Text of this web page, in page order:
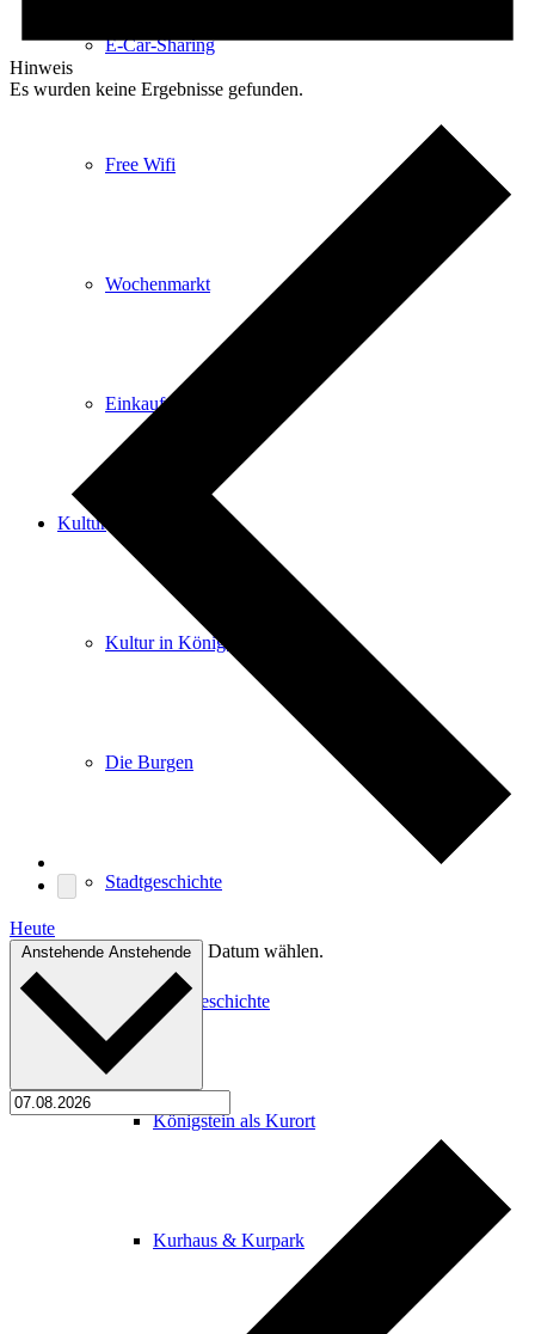
E-Car-Sharing
Free Wifi
Wochenmarkt
Einkaufen in Königstein
Kultur
Kultur in Königstein
Die Burgen
Stadtgeschichte
Stadtgeschichte
Königstein als Kurort
Kurhaus & Kurpark
Hinweis
Es wurden keine Ergebnisse gefunden.
Heute
Anstehende Anstehende Datum wählen.